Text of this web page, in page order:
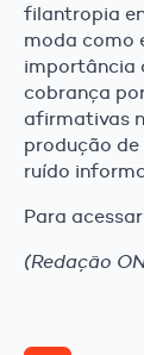
filantropia
moda como
importância
cobrança
afirmativas
produção
ruído
Para
(Redação